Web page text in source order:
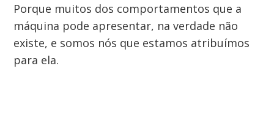
Porque muitos dos comportamentos que a
máquina pode apresentar, na verdade não
existe, e somos nós que estamos atribuímos
para ela.